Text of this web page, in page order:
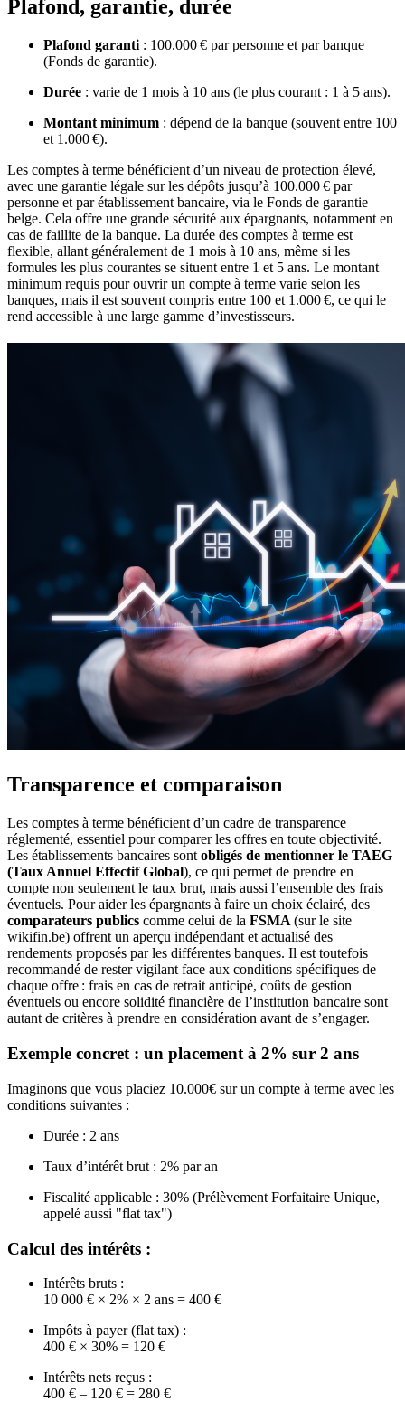
Plafond, garantie, durée
Plafond garanti : 100.000 € par personne et par banque
(Fonds de garantie).
Durée : varie de 1 mois à 10 ans (le plus courant : 1 à 5 ans).
Montant minimum : dépend de la banque (souvent entre 100
et 1.000 €).
Les comptes à terme bénéficient d’un niveau de protection élevé,
avec une garantie légale sur les dépôts jusqu’à 100.000 € par
personne et par établissement bancaire, via le Fonds de garantie
belge. Cela offre une grande sécurité aux épargnants, notamment en
cas de faillite de la banque. La durée des comptes à terme est
flexible, allant généralement de 1 mois à 10 ans, même si les
formules les plus courantes se situent entre 1 et 5 ans. Le montant
minimum requis pour ouvrir un compte à terme varie selon les
banques, mais il est souvent compris entre 100 et 1.000 €, ce qui le
rend accessible à une large gamme d’investisseurs.
Transparence et comparaison
Les comptes à terme bénéficient d’un cadre de transparence
réglementé, essentiel pour comparer les offres en toute objectivité.
Les établissements bancaires sont obligés de mentionner le TAEG
(Taux Annuel Effectif Global), ce qui permet de prendre en
compte non seulement le taux brut, mais aussi l’ensemble des frais
éventuels. Pour aider les épargnants à faire un choix éclairé, des
comparateurs publics comme celui de la FSMA (sur le site
wikifin.be) offrent un aperçu indépendant et actualisé des
rendements proposés par les différentes banques. Il est toutefois
recommandé de rester vigilant face aux conditions spécifiques de
chaque offre : frais en cas de retrait anticipé, coûts de gestion
éventuels ou encore solidité financière de l’institution bancaire sont
autant de critères à prendre en considération avant de s’engager.
Exemple concret : un placement à 2% sur 2 ans
Imaginons que vous placiez 10.000€ sur un compte à terme avec les
conditions suivantes :
Durée : 2 ans
Taux d’intérêt brut : 2% par an
Fiscalité applicable : 30% (Prélèvement Forfaitaire Unique,
appelé aussi "flat tax")
Calcul des intérêts :
Intérêts bruts :
10 000 € × 2% × 2 ans = 400 €
Impôts à payer (flat tax) :
400 € × 30% = 120 €
Intérêts nets reçus :
400 € – 120 € = 280 €